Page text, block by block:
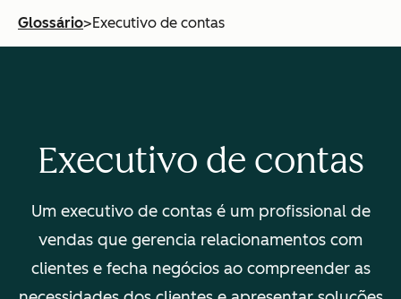
Glossário>Executivo de contas
Executivo de contas
Um executivo de contas é um profissional de
vendas que gerencia relacionamentos com
clientes e fecha negócios ao compreender as